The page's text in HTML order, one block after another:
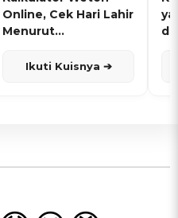
Online, Cek Hari Lahir
Menurut
Ikuti Kuisnya ➔